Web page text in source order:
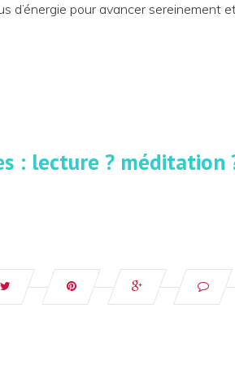
d’énergie pour avancer sereinement
: lecture ? méditation